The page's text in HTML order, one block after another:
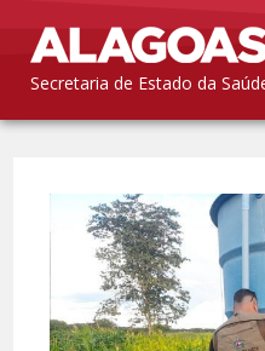
Secretaria de Estado da